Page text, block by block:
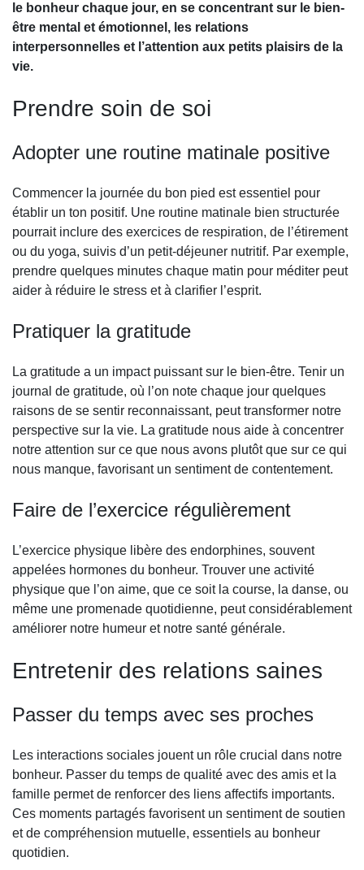
le bonheur chaque jour, en se concentrant sur le bien-
être mental et émotionnel, les relations
interpersonnelles et l’attention aux petits plaisirs de la
vie.
Prendre soin de soi
Adopter une routine matinale positive
Commencer la journée du bon pied est essentiel pour
établir un ton positif. Une routine matinale bien structurée
pourrait inclure des exercices de respiration, de l’étirement
ou du yoga, suivis d’un petit-déjeuner nutritif. Par exemple,
prendre quelques minutes chaque matin pour méditer peut
aider à réduire le stress et à clarifier l’esprit.
Pratiquer la gratitude
La gratitude a un impact puissant sur le bien-être. Tenir un
journal de gratitude, où l’on note chaque jour quelques
raisons de se sentir reconnaissant, peut transformer notre
perspective sur la vie. La gratitude nous aide à concentrer
notre attention sur ce que nous avons plutôt que sur ce qui
nous manque, favorisant un sentiment de contentement.
Faire de l’exercice régulièrement
L’exercice physique libère des endorphines, souvent
appelées hormones du bonheur. Trouver une activité
physique que l’on aime, que ce soit la course, la danse, ou
même une promenade quotidienne, peut considérablement
améliorer notre humeur et notre santé générale.
Entretenir des relations saines
Passer du temps avec ses proches
Les interactions sociales jouent un rôle crucial dans notre
bonheur. Passer du temps de qualité avec des amis et la
famille permet de renforcer des liens affectifs importants.
Ces moments partagés favorisent un sentiment de soutien
et de compréhension mutuelle, essentiels au bonheur
quotidien.